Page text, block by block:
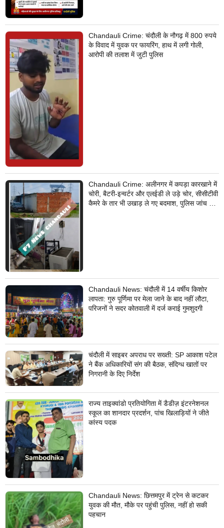
Chandauli Crime: चंदौली के नौगढ़ में 800 रुपये
के विवाद में युवक पर फायरिंग, हाथ में लगी गोली,
आरोपी की तलाश में जुटी पुलिस
Chandauli Crime: अलीनगर में कपड़ा कारखाने में
चोरी, बैटरी-इन्वर्टर और एलईडी ले उड़े चोर, सीसीटीवी
कैमरे के तार भी उखाड़ ले गए बदमाश, पुलिस जांच में
Chandauli News: चंदौली में 14 वर्षीय किशोर
लापता: गुरु पूर्णिमा पर मेला जाने के बाद नहीं लौटा,
परिजनों ने सदर कोतवाली में दर्ज कराई गुमशुदगी
चंदौली में साइबर अपराध पर सख्ती: SP आकाश पटेल
ने बैंक अधिकारियों संग की बैठक, संदिग्ध खातों पर
निगरानी के दिए निर्देश
राज्य ताइक्वांडो प्रतियोगिता में डैडीज़ इंटरनेशनल
स्कूल का शानदार प्रदर्शन, पांच खिलाड़ियों ने जीते
कांस्य पदक
Chandauli News: छित्तमपुर में ट्रेन से कटकर
युवक की मौत, मौके पर पहुंची पुलिस, नहीं हो सकी
पहचान